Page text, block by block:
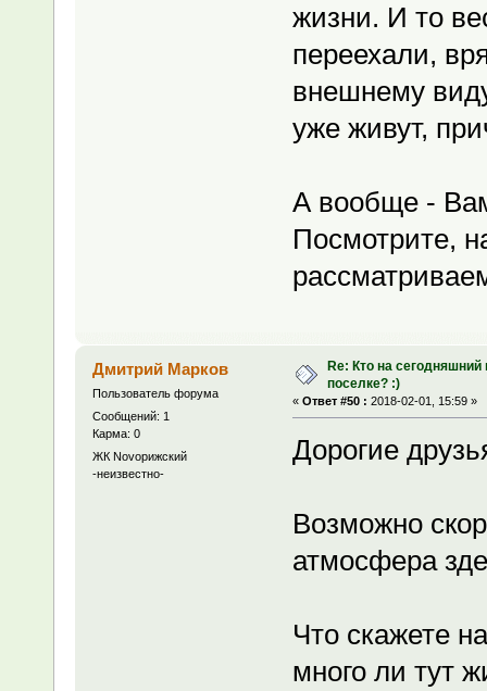
жизни. И то
переехали,
внешнему
уже живут,
А вообще -
Посмотрите,
Дмитрий Марков
Пользователь форума
Сообщений: 1
Карма: 0
ЖК Novoрижский
-неизвестно-
Re: Кто на
поселке? :)
« Ответ #50 : 2018-02-01, 15:59 »
Дорогие
Возможно
атмосфера
Что скажете
много ли тут